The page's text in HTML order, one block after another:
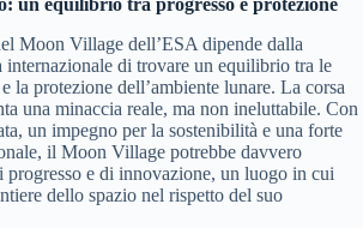
un equilibrio tra progresso e protezione
Moon Village dell’ESA dipende dalla
internazionale di trovare un equilibrio tra le
la protezione dell’ambiente lunare. La corsa
una minaccia reale, ma non ineluttabile. Con
un impegno per la sostenibilità e una forte
il Moon Village potrebbe davvero
progresso e di innovazione, un luogo in cui
dello spazio nel rispetto del suo